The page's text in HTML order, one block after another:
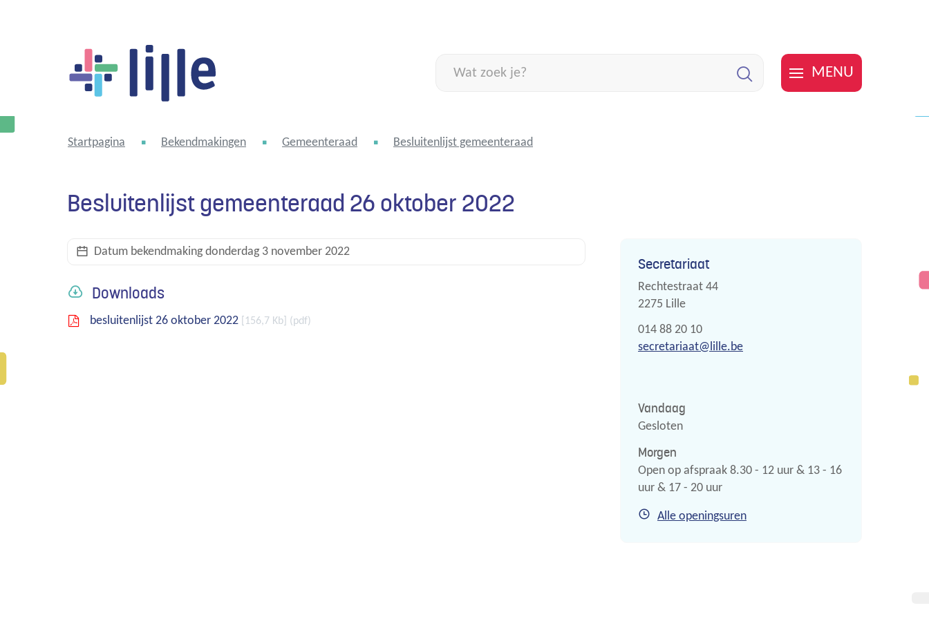
Lille
zoek
MENU
Startpagina Bekendmakingen Gemeenteraad Besluitenlijst gemeenteraad
Besluitenlijst gemeenteraad 26 oktober 2022
Datum bekendmakingdonderdag 3 november 2022
Downloads
besluitenlijst 26 oktober 2022 156,7 Kb pdf
Contact
Secretariaat
Adres
Rechtestraat 44
,2275 Lille
Tel.
014 88 20 10
E-
secretariaat@lille.be
Vandaag
Gesloten
Morgen
Open op afspraak 8.30 - 12 uur & 13 - 16
uur & 17 - 20 uur
Alle openingsurenSecretariaat